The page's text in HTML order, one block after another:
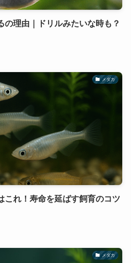
の理由｜ドリルみたいな時も？
メダカ
これ！寿命を延ばす飼育のコツ
メダカ